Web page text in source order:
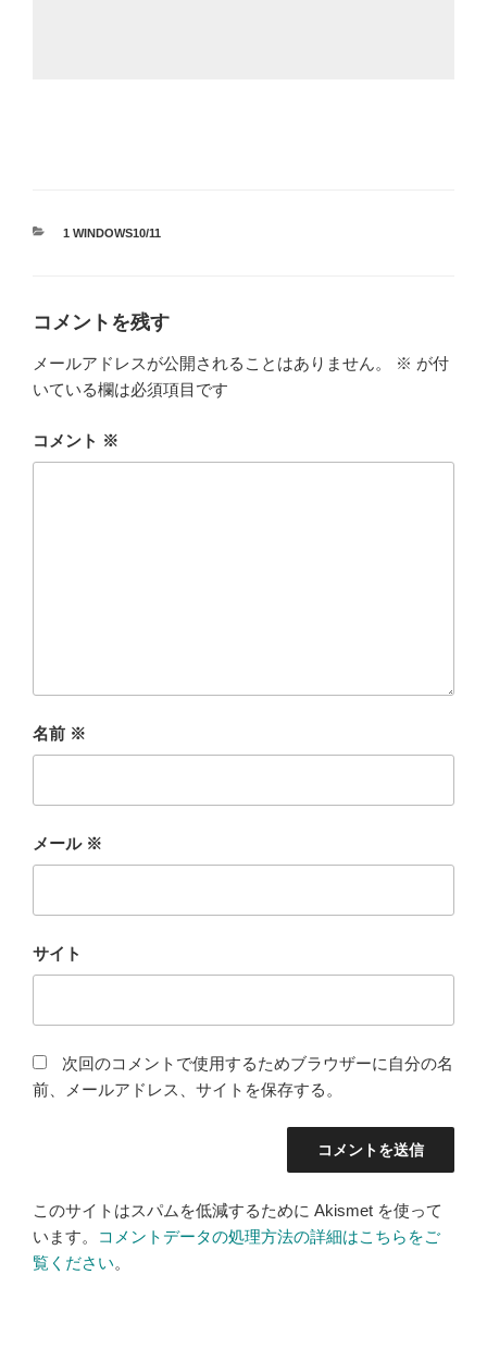
カ
1 WINDOWS10/11
コメントを残す
メールアドレスが公開されることはありません。 ※ が付
いている欄は必須項目です
コメント ※
名前 ※
メール ※
サイト
次回のコメントで使用するためブラウザーに自分の名
前、メールアドレス、サイトを保存する。
このサイトはスパムを低減するために Akismet を使って
います。
コメントデータの処理方法の詳細はこちらをご
覧ください。